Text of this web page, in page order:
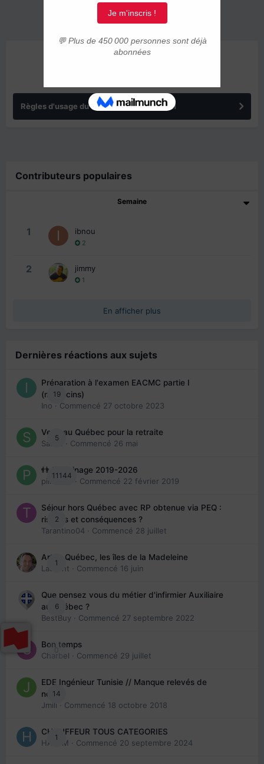
Règles d'usage du forum IMMIGRER.COM
Contributeurs populaires
Semaine
1 ibnou
2
2 jimmy
1
En afficher plus
Dernières réactions aux sujets
19
Préparation à l'examen EACMC partie I
(médecins)
Ino · Commencé 27 octobre 2023
5
Venir au Québec pour la retraite
Sab74
· Commencé 26 mai
11144
👬 Parrainage 2019-2026
piinoush · Commencé 22 février 2019
2
Séjour hors Québec avec RP obtenue via PEQ :
risques et conséquences ?
Tarantino04 · Commencé 28 juillet
1
Arte : Québec, les îles de la Madeleine
Laurent · Commencé 16 juin
6
Que pensez vous du métier d'infirmier Auxiliaire
au Québec ?
BestBuy · Commencé 27 septembre 2022
0
Bon temps
Charbel · Commencé 29 juillet
14
EDE Ingénieur Tunisie // Manque relevés de
note
Jmili · Commencé 18 octobre 2018
1
CHAUFFEUR TOUS CATEGORIES
HAZEM · Commencé 20 septembre 2024